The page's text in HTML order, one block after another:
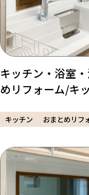
キッチン・浴室
めリフォーム/キ
キッチン おまとめリフ